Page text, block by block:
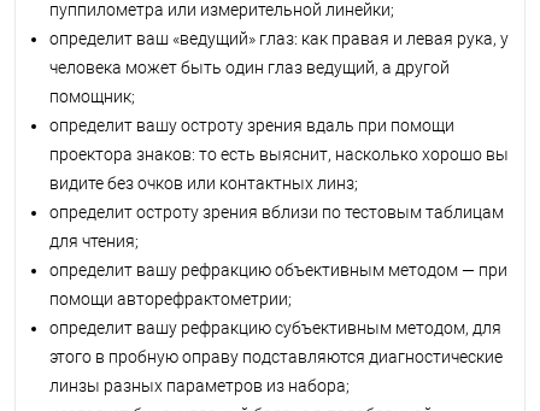
пуппилометра или измерительной линейки;
определит ваш «ведущий» глаз: как правая и левая рука, у
человека может быть один глаз ведущий, а другой
помощник;
определит вашу остроту зрения вдаль при помощи
проектора знаков: то есть выяснит, насколько хорошо вы
видите без очков или контактных линз;
определит остроту зрения вблизи по тестовым таблицам
для чтения;
определит вашу рефракцию объективным методом — при
помощи авторефрактометрии;
определит вашу рефракцию субъективным методом, для
этого в пробную оправу подставляются диагностические
линзы разных параметров из набора;